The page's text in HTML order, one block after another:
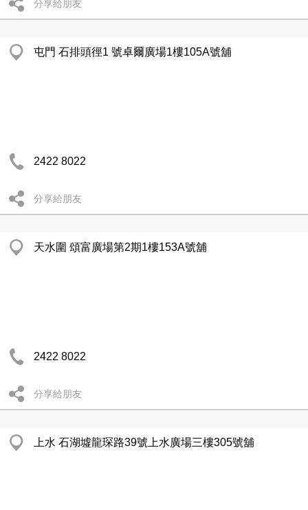
分享給朋友
屯門 石排頭徑1 號卓爾廣場1樓105A號舖
2422 8022
分享給朋友
天水圍 頌富廣場第2期1樓153A號舖
2422 8022
分享給朋友
上水 石湖墟龍琛路39號上水廣場三樓305號舖